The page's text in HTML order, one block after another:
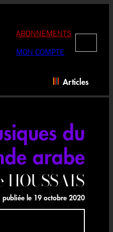
ABONNEMENTS
MON COMPTE
Articles
du
arabe
HOUSSAIS
publiée le 19 octobre 2020